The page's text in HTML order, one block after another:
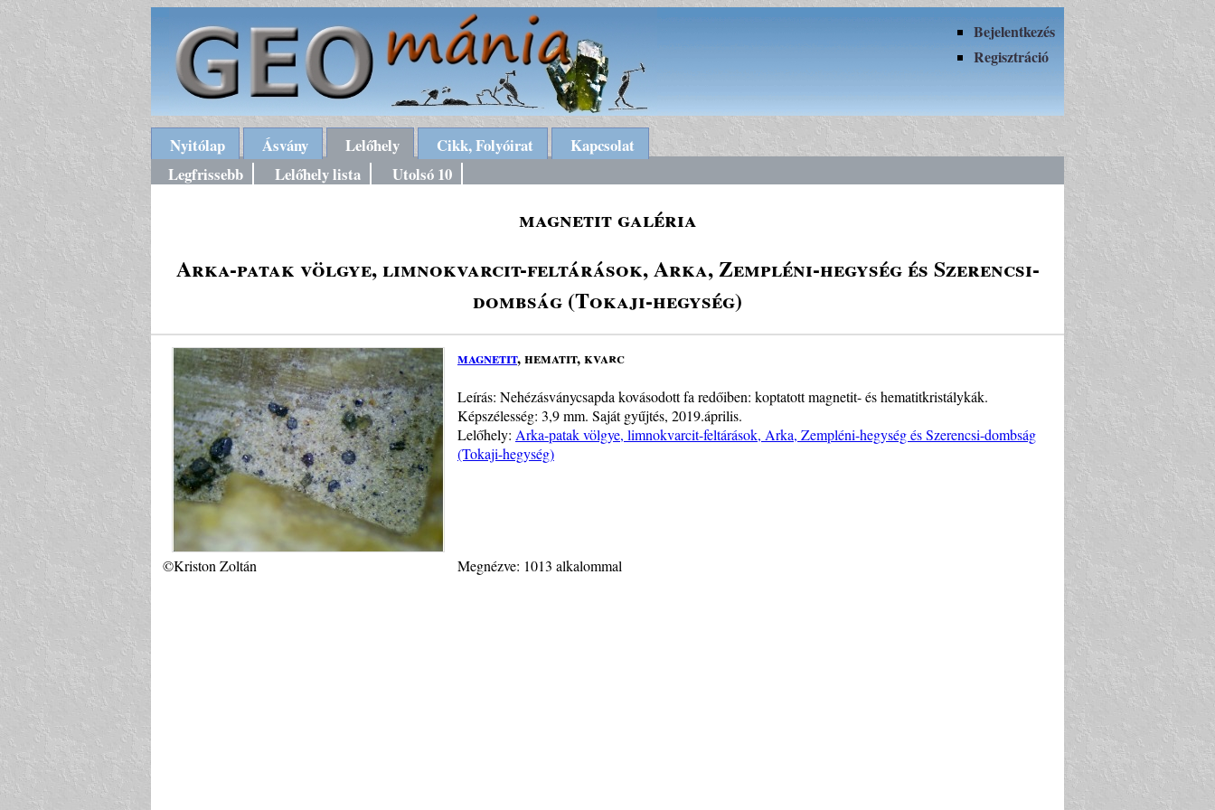
Bejelentkezés
Regisztráció
Nyitólap Ásvány Lelőhely Cikk, Folyóirat
Kapcsolat
Legfrissebb
Lelőhely lista Utolsó 10
magnetit galéria
Arka-patak völgye, limnokvarcit-feltárások, Arka, Zempléni-hegység és Szerencsi-
dombság (Tokaji-hegység)
magnetit, hematit, kvarc
Leírás: Nehézásványcsapda kovásodott fa redőiben: koptatott magnetit- és hematitkristálykák.
Képszélesség: 3,9 mm. Saját gyűjtés, 2019.április.
Lelőhely: Arka-patak völgye, limnokvarcit-feltárások, Arka, Zempléni-hegység és Szerencsi-dombság
(Tokaji-hegység)
©Kriston Zoltán Megnézve: 1013 alkalommal